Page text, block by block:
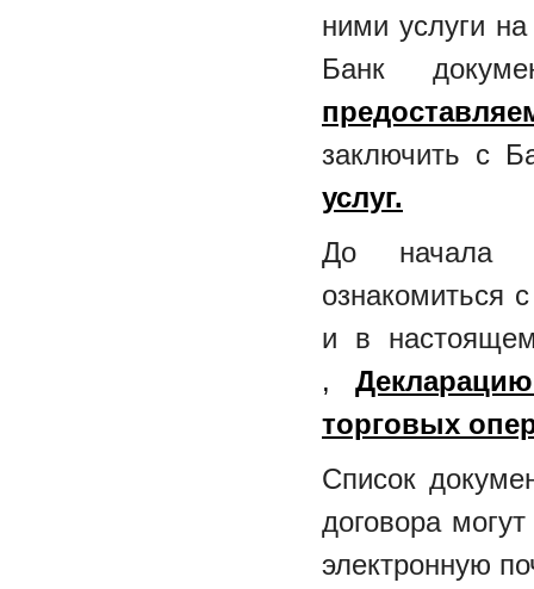
ними услуги
Банк
заключить с
услуг.
До начала
ознакомиться
и в
,
торговых
Список
договора
электронную